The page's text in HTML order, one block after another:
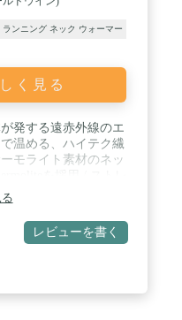
ランニング ネック ウォーマー
く見る
発する遠赤外線のエ
温める、ハイテク繊
モライト素材のネッ
的な形を保つように
レビューを書く